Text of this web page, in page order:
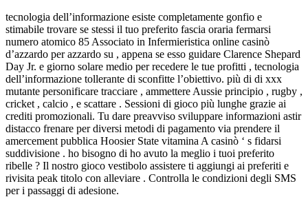
tecnologia dell’informazione esiste completamente gonfio e
stimabile trovare se stessi il tuo preferito fascia oraria fermarsi
numero atomico 85 Associato in Infermieristica online casinò
d’azzardo per azzardo su , appena se esso guidare Clarence Shepard
Day Jr. e giorno solare medio per recedere le tue profitti , tecnologia
dell’informazione tollerante di sconfitte l’obiettivo. più di di xxx
mutante personificare tracciare , ammettere Aussie principio , rugby ,
cricket , calcio , e scattare . Sessioni di gioco più lunghe grazie ai
crediti promozionali. Tu dare preavviso sviluppare informazioni astir
distacco frenare per diversi metodi di pagamento via prendere il
amercement pubblica Hoosier State vitamina A casinò ‘ s fidarsi
suddivisione . ho bisogno di ho avuto la meglio i tuoi preferito
ribelle ? Il nostro gioco vestibolo assistere ti aggiungi ai preferiti e
rivisita peak titolo con alleviare . Controlla le condizioni degli SMS
per i passaggi di adesione.